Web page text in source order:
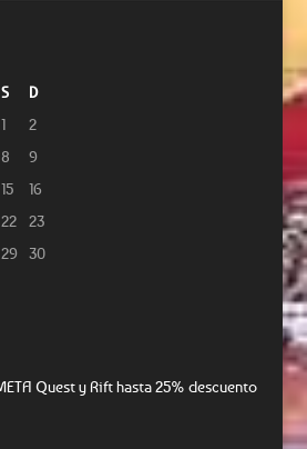
S
D
1
2
8
9
15
16
22
23
29
30
Quest y Rift hasta 25% descuento